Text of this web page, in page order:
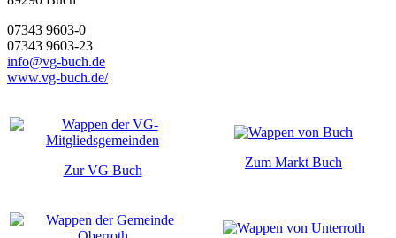
07343 9603-0
07343 9603-23
info@vg-buch.de
www.vg-buch.de/
Zur VG Buch
Zum Markt Buch